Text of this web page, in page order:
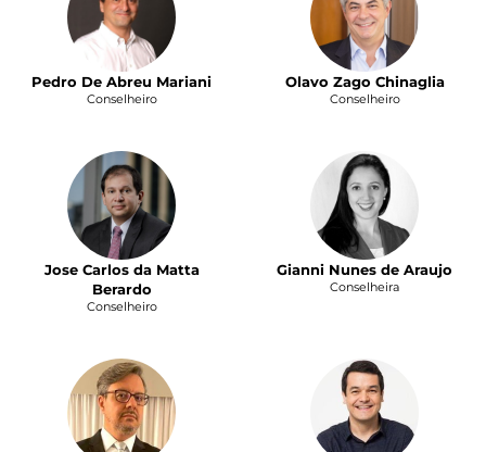
Pedro De Abreu Mariani
Conselheiro
Olavo Zago Chinaglia
Conselheiro
Jose Carlos da Matta
Berardo
Conselheiro
Gianni Nunes de Araujo
Conselheira